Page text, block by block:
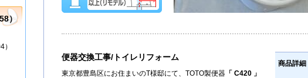
便器交換工事/トイレリフォーム
東京都豊島区にお住まいのT様邸にて、TOTO製便器 「 C420 」
商品詳細
）
）